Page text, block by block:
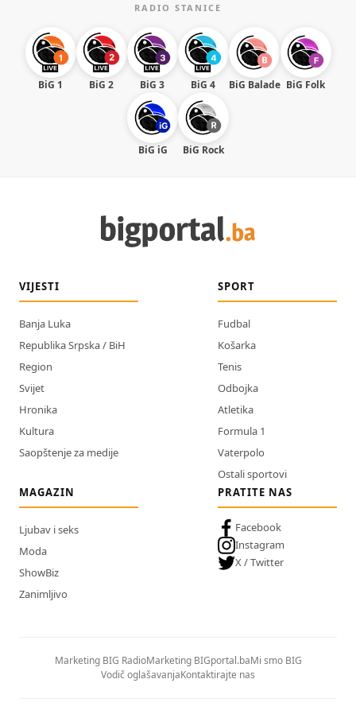
RADIO STANICE
BiG 1 BiG 2 BiG 3 BiG 4 BiG Balade BiG Folk
BiG iG BiG Rock
VIJESTI
Banja Luka
Republika Srpska / BiH
Region
Svijet
Hronika
Kultura
Saopštenje za medije
SPORT
Fudbal
Košarka
Tenis
Odbojka
Atletika
Formula 1
Vaterpolo
Ostali sportovi
MAGAZIN
Ljubav i seks
Moda
ShowBiz
Zanimljivo
PRATITE NAS
Facebook
Instagram
X / Twitter
Marketing BIG RadioMarketing BIGportal.baMi smo BIG
Vodič oglašavanjaKontaktirajte nas